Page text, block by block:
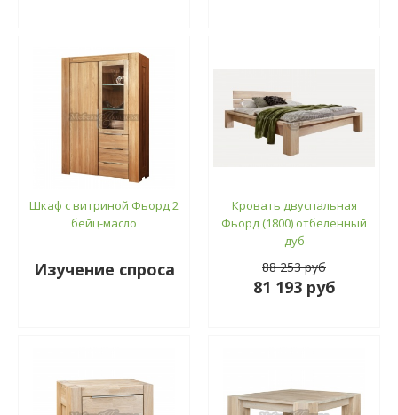
Шкаф с витриной Фьорд 2
бейц-масло
Изучение спроса
Кровать двуспальная
Фьорд (1800) отбеленный
дуб
88 253 руб
81 193 руб